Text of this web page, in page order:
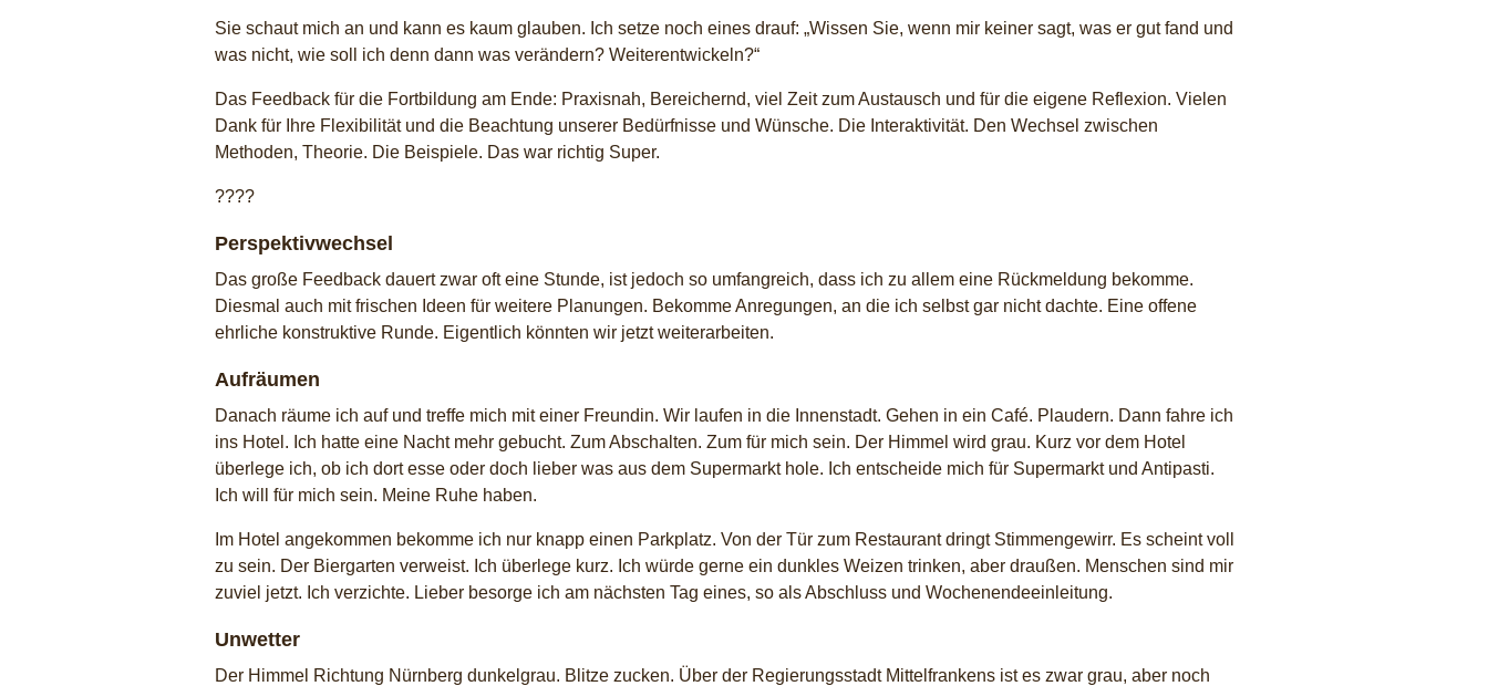
Sie schaut mich an und kann es kaum glauben. Ich setze noch eines drauf: „Wissen Sie, wenn mir keiner sagt, was er gut fand und
was nicht, wie soll ich denn dann was verändern? Weiterentwickeln?“
Das Feedback für die Fortbildung am Ende: Praxisnah, Bereichernd, viel Zeit zum Austausch und für die eigene Reflexion. Vielen
Dank für Ihre Flexibilität und die Beachtung unserer Bedürfnisse und Wünsche. Die Interaktivität. Den Wechsel zwischen
Methoden, Theorie. Die Beispiele. Das war richtig Super.
????
Perspektivwechsel
Das große Feedback dauert zwar oft eine Stunde, ist jedoch so umfangreich, dass ich zu allem eine Rückmeldung bekomme.
Diesmal auch mit frischen Ideen für weitere Planungen. Bekomme Anregungen, an die ich selbst gar nicht dachte. Eine offene
ehrliche konstruktive Runde. Eigentlich könnten wir jetzt weiterarbeiten.
Aufräumen
Danach räume ich auf und treffe mich mit einer Freundin. Wir laufen in die Innenstadt. Gehen in ein Café. Plaudern. Dann fahre ich
ins Hotel. Ich hatte eine Nacht mehr gebucht. Zum Abschalten. Zum für mich sein. Der Himmel wird grau. Kurz vor dem Hotel
überlege ich, ob ich dort esse oder doch lieber was aus dem Supermarkt hole. Ich entscheide mich für Supermarkt und Antipasti.
Ich will für mich sein. Meine Ruhe haben.
Im Hotel angekommen bekomme ich nur knapp einen Parkplatz. Von der Tür zum Restaurant dringt Stimmengewirr. Es scheint voll
zu sein. Der Biergarten verweist. Ich überlege kurz. Ich würde gerne ein dunkles Weizen trinken, aber draußen. Menschen sind mir
zuviel jetzt. Ich verzichte. Lieber besorge ich am nächsten Tag eines, so als Abschluss und Wochenendeeinleitung.
Unwetter
Der Himmel Richtung Nürnberg dunkelgrau. Blitze zucken. Über der Regierungsstadt Mittelfrankens ist es zwar grau, aber noch